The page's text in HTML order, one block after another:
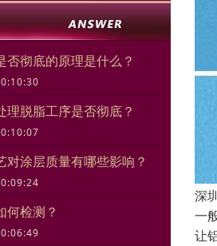
彻底的原理是什么？
脱脂工序是否彻底？
对涂层质量有哪些影响？
何检测？
深
一
让